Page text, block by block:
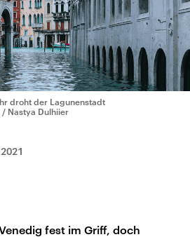
droht der Lagunenstadt
Nastya Dulhiier
fest im Griff, doch